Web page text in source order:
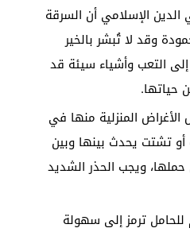
الإسلامي أن السرقة
وقد لا تُبشر بالخير
التعب وأشياء سيئة قد
المنزلية منها في
أو تشتت يحدث بينها وبين
ويجب الحذر الشديد
ترمز إلى سهولة